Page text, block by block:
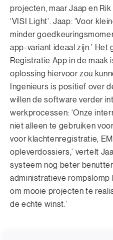
projecten, maar Jaap en
‘VISI Light’. Jaap: ‘Voor
minder
app-variant ideaal zijn.’
Registratie App in de maak
oplossing hiervoor zou
Ingenieurs is positief over
willen de software verder
werkprocessen: ‘Onze
niet alleen te gebruiken
voor klachtenregistratie,
opleverdossiers,’ vertelt
systeem nog beter
administratieve rompslomp
om mooie projecten te
de echte winst.’